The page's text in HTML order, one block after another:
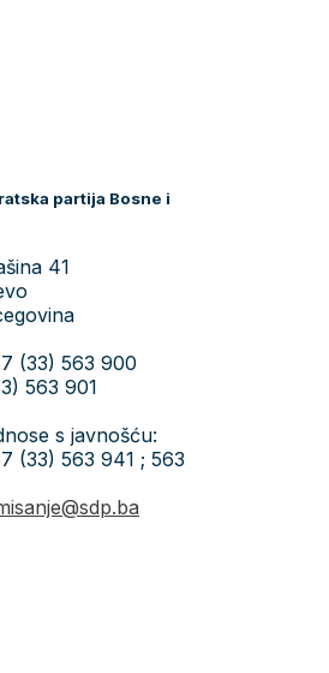
partija Bosne i
41
(33) 563 900
563 901
s javnošću:
(33) 563 941 ; 563